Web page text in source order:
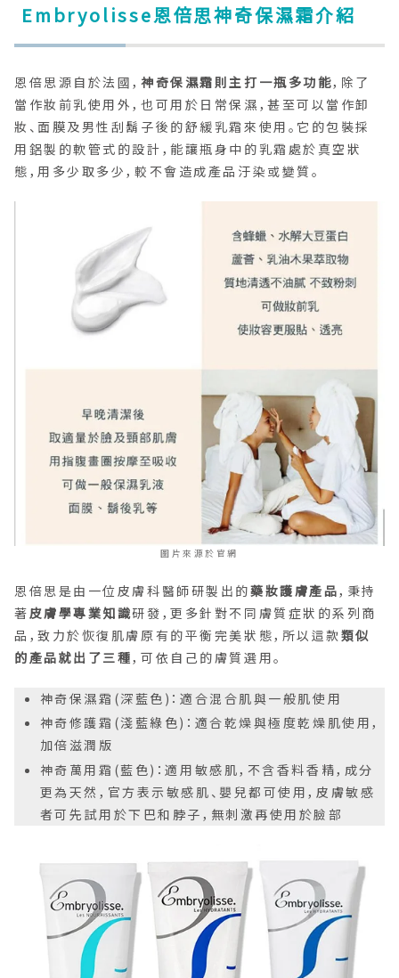
Embryolisse恩倍思神奇保濕霜介紹
恩倍思源自於法國，神奇保濕霜則主打一瓶多功能，除了
當作妝前乳使用外，也可用於日常保濕，甚至可以當作卸
妝、面膜及男性刮鬍子後的舒緩乳霜來使用。它的包裝採
用鋁製的軟管式的設計，能讓瓶身中的乳霜處於真空狀
態，用多少取多少，較不會造成產品汙染或變質。
圖片來源於官網
恩倍思是由一位皮膚科醫師研製出的藥妝護膚產品，秉持
著皮膚學專業知識研發，更多針對不同膚質症狀的系列商
品，致力於恢復肌膚原有的平衡完美狀態，所以這款類似
的產品就出了三種，可依自己的膚質選用。
神奇保濕霜(深藍色)：適合混合肌與一般肌使用
神奇修護霜(淺藍綠色)：適合乾燥與極度乾燥肌使用，
加倍滋潤版
神奇萬用霜(藍色)：適用敏感肌，不含香料香精，成分
更為天然，官方表示敏感肌、嬰兒都可使用，皮膚敏感
者可先試用於下巴和脖子，無刺激再使用於臉部